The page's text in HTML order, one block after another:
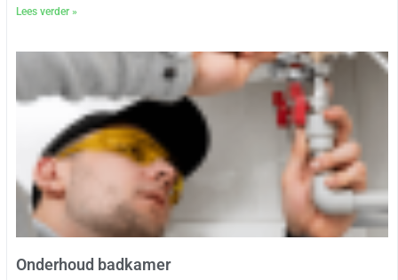
Lees verder »
Onderhoud badkamer